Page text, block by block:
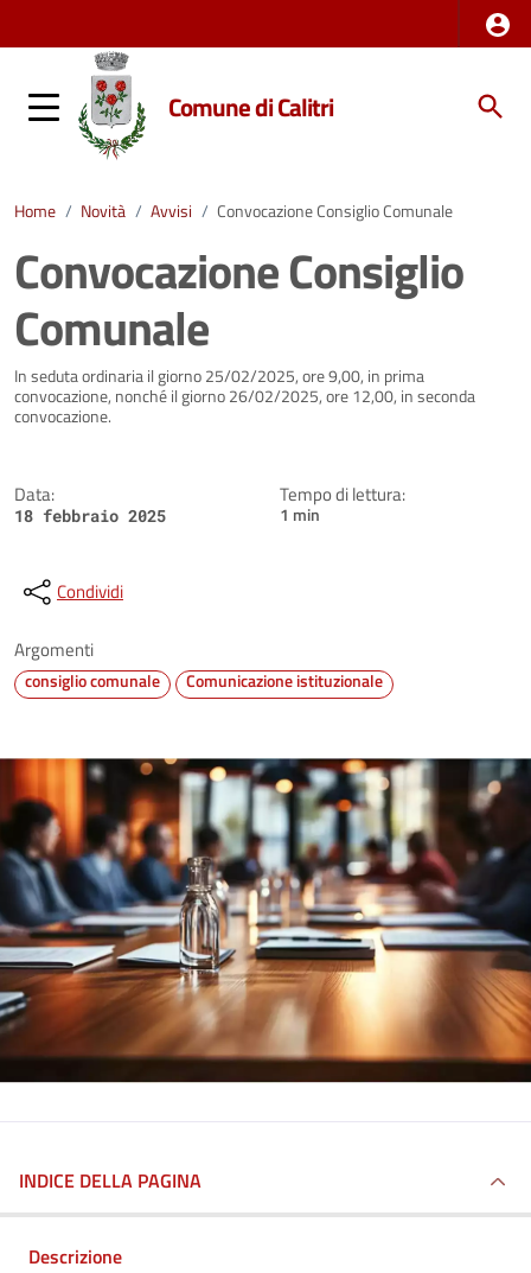
Comune di Calitri
Home / Novità / Avvisi / Convocazione Consiglio Comunale
Convocazione Consiglio
Comunale
Dettagli della notizia
In seduta ordinaria il giorno 25/02/2025, ore 9,00, in prima
convocazione, nonché il giorno 26/02/2025, ore 12,00, in seconda
convocazione.
Data:
18 febbraio 2025
Tempo di lettura:
1 min
Condividi
Argomenti
consiglio comunale Comunicazione istituzionale
INDICE DELLA PAGINA
Descrizione